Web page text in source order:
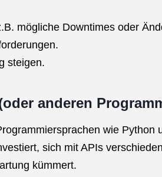
mögliche Downtimes oder
steigen.
anderen
wie
sich mit APIs
kümmert.